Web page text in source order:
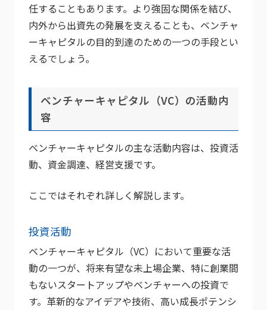
任することもあります。より強固な関係を結び、
内外から出資先の発展を支えることも、ベンチャ
ーキャピタルの目的到達のための一つの手段とい
えるでしょう。
ベンチャーキャピタル（VC）の活動内
容
ベンチャーキャピタルの主な活動内容は、投資活
動、資金調達、経営支援です。
ここではそれぞれ詳しく解説します。
投資活動
ベンチャーキャピタル（VC）において重要な活
動の一つが、将来有望な未上場企業、特に創業間
もないスタートアップやベンチャーへの投資で
す。革新的なアイデアや技術、高い成長ポテンシ